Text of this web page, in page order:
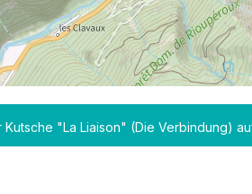
"La Liaison" (Die Verbindung)